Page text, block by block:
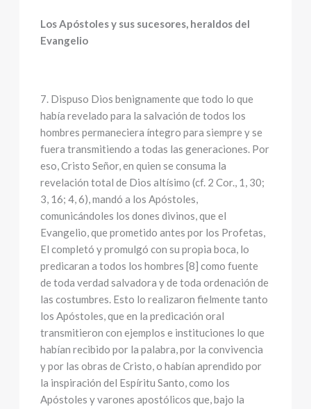
Los Apóstoles y sus sucesores, heraldos del
Evangelio
7. Dispuso Dios benignamente que todo lo que
había revelado para la salvación de todos los
hombres permaneciera íntegro para siempre y se
fuera transmitiendo a todas las generaciones. Por
eso, Cristo Señor, en quien se consuma la
revelación total de Dios altísimo (cf. 2 Cor., 1, 30;
3, 16; 4, 6), mandó a los Apóstoles,
comunicándoles los dones divinos, que el
Evangelio, que prometido antes por los Profetas,
El completó y promulgó con su propia boca, lo
predicaran a todos los hombres [8] como fuente
de toda verdad salvadora y de toda ordenación de
las costumbres. Esto lo realizaron fielmente tanto
los Apóstoles, que en la predicación oral
transmitieron con ejemplos e instituciones lo que
habían recibido por la palabra, por la convivencia
y por las obras de Cristo, o habían aprendido por
la inspiración del Espíritu Santo, como los
Apóstoles y varones apostólicos que, bajo la